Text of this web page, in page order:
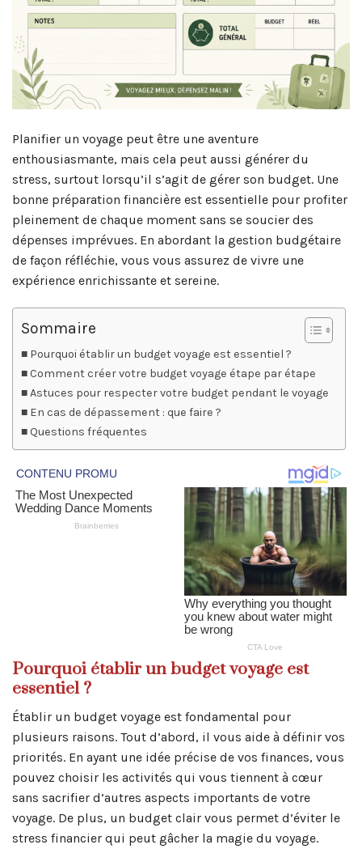
Planifier un voyage peut être une aventure
enthousiasmante, mais cela peut aussi générer du
stress, surtout lorsqu’il s’agit de gérer son budget. Une
bonne préparation financière est essentielle pour profiter
pleinement de chaque moment sans se soucier des
dépenses imprévues. En abordant la gestion budgétaire
de façon réfléchie, vous vous assurez de vivre une
expérience enrichissante et sereine.
Sommaire
Pourquoi établir un budget voyage est essentiel ?
Comment créer votre budget voyage étape par étape
Astuces pour respecter votre budget pendant le voyage
En cas de dépassement : que faire ?
Questions fréquentes
Pourquoi établir un budget voyage est
essentiel ?
Établir un budget voyage est fondamental pour
plusieurs raisons. Tout d’abord, il vous aide à définir vos
priorités. En ayant une idée précise de vos finances, vous
pouvez choisir les activités qui vous tiennent à cœur
sans sacrifier d’autres aspects importants de votre
voyage. De plus, un budget clair vous permet d’éviter le
stress financier qui peut gâcher la magie du voyage.